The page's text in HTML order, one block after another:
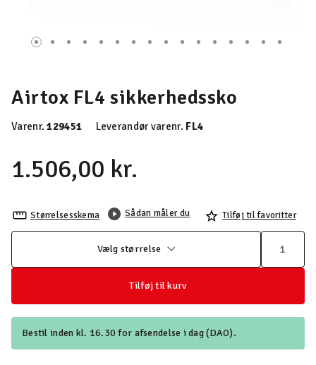
Airtox FL4 sikkerhedssko
Varenr.129451 Leverandør varenr. FL4
1.506,00 kr.
Størrelsesskema Sådan måler du Tilføj til favoritter
Vælg størrelse
Tilføj til kurv
Bestil inden kl. 16.30 for afsendelse i dag (DAO).